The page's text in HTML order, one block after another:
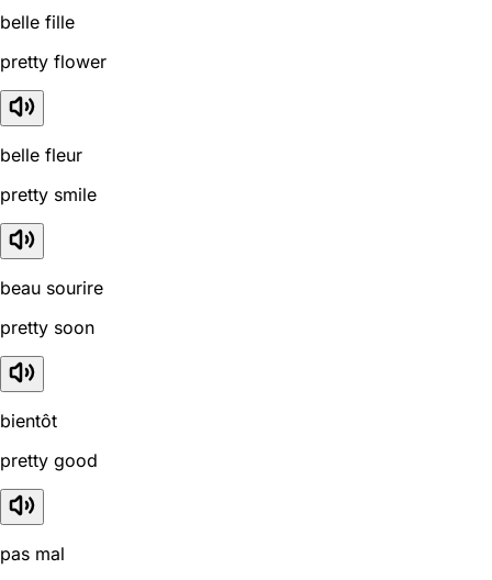
belle fille
pretty flower
belle fleur
pretty smile
beau sourire
pretty soon
bientôt
pretty good
pas mal